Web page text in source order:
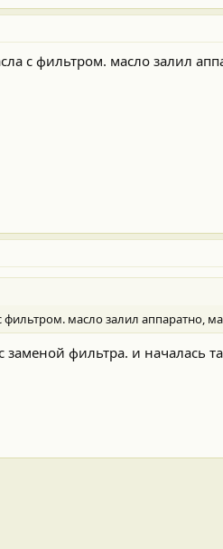
с фильтром. масло залил
масло залил аппаратно,
заменой фильтра. и началась